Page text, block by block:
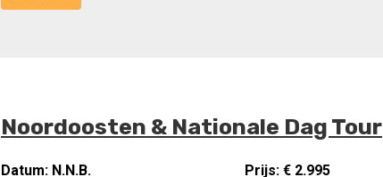
Noordoosten & Nationale Dag Tour
Datum: N.N.B. Prijs: € 2.995